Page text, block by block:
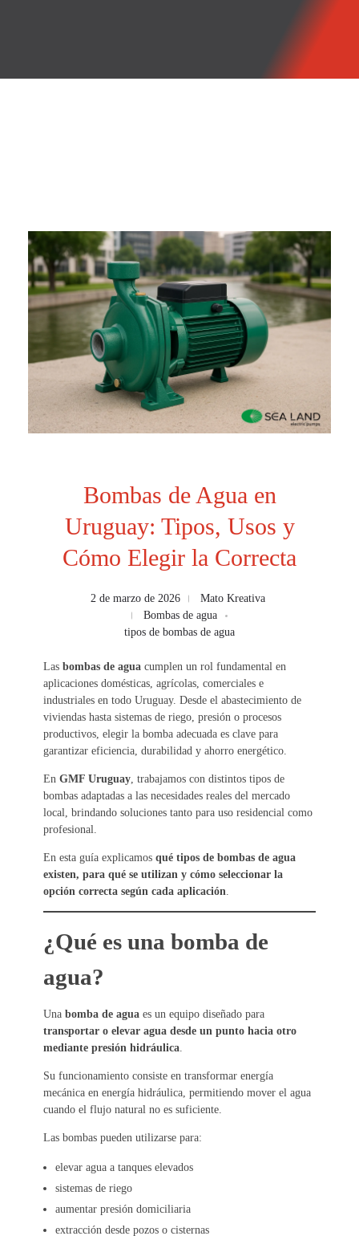
GMF
Bombas de Agua en
Uruguay: Tipos, Usos y
Cómo Elegir la Correcta
2 de marzo de 2026
Mato Kreativa
Bombas de agua
tipos de bombas de agua
Las bombas de aguacumplen un rol fundamental en
aplicaciones domésticas, agrícolas, comerciales e
industriales en todo Uruguay. Desde el abastecimiento de
viviendas hasta sistemas de riego, presión o procesos
productivos, elegir la bomba adecuada es clave para
garantizar eficiencia, durabilidad y ahorro energético.
En GMF Uruguay, trabajamos con distintos tipos de
bombas adaptadas a las necesidades reales del mercado
local, brindando soluciones tanto para uso residencial como
profesional.
En esta guía explicamos qué tipos de bombas de agua
existen, para qué se utilizan y cómo seleccionar la
opción correcta según cada aplicación
¿Qué es una bomba de
agua?
Una bomba de aguaes un equipo diseñado para
transportar o elevar agua desde un punto hacia otro
mediante presión hidráulica.
Su funcionamiento consiste en transformar energía
mecánica en energía hidráulica, permitiendo mover el agua
cuando el flujo natural no es suficiente.
Las bombas pueden utilizarse para:
elevar agua a tanques elevados
sistemas de riego
aumentar presión domiciliaria
extracción desde pozos o cisternas